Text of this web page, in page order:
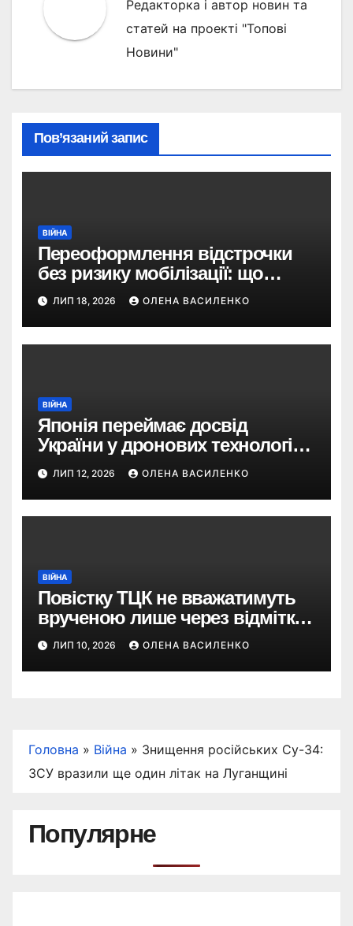
Редакторка і автор новин та
статей на проекті "Топові
Новини"
Пов’язаний запис
ВІЙНА
Переоформлення відстрочки
без ризику мобілізації: що
змінив Кабмін і як це
використати
ЛИП 18, 2026 ОЛЕНА ВАСИЛЕНКО
ВІЙНА
Японія переймає досвід
України у дронових технологіях
— і планує 80-кратне
збільшення виробництва
ЛИП 12, 2026 ОЛЕНА ВАСИЛЕНКО
ВІЙНА
Повістку ТЦК не вважатимуть
врученою лише через відмітку
пошти: що пропонує новий
законопроєкт
ЛИП 10, 2026 ОЛЕНА ВАСИЛЕНКО
Головна » Війна » Знищення російських Су-34:
ЗСУ вразили ще один літак на Луганщині
Популярне